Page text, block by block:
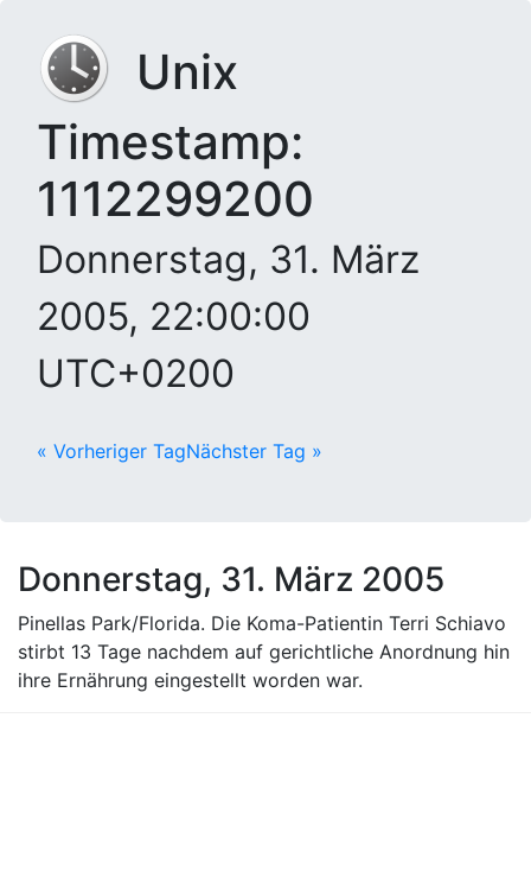
Unix
Timestamp:
1112299200
Donnerstag, 31. März
2005, 22:00:00
UTC+0200
« Vorheriger TagNächster Tag »
Donnerstag, 31. März 2005
Pinellas Park/Florida. Die Koma-Patientin Terri Schiavo
stirbt 13 Tage nachdem auf gerichtliche Anordnung hin
ihre Ernährung eingestellt worden war.